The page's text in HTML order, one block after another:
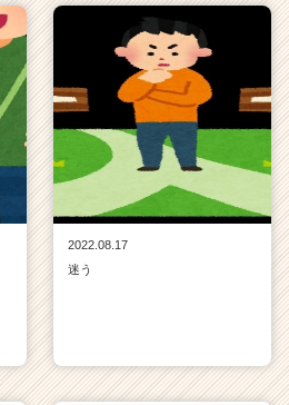
2022.08.17
迷う